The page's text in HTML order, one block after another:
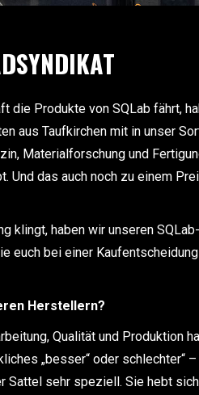
Produkte von SQLab fährt,
aus Taufkirchen mit in unser
Materialforschung und
das auch noch zu einem
klingt, haben wir unseren
euch bei einer
Herstellern?
Qualität und Produktion
„besser“ oder schlechter“
Sattel sehr speziell. Sie hebt